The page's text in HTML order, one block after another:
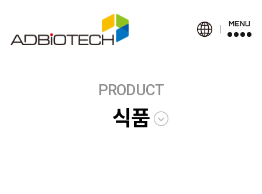
MENU
PRODUCT
식품